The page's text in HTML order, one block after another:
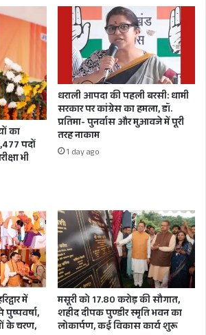
है
में अब
की
है
लाख
हो
हैं
का
पदों
भी
धराली आपदा की पहली बरसी: धामी
सरकार पर कांग्रेस का हमला, डॉ.
प्रतिमा- पुनर्वास और मुआवजे में पूरी
तरह नाकाम
1 day ago
में
पुष्पवर्षा,
के चरण,
मसूरी को 17.80 करोड़ की सौगात,
शहीद दीपक पुण्डीर स्मृति भवन का
लोकार्पण, कई विकास कार्य शुरू